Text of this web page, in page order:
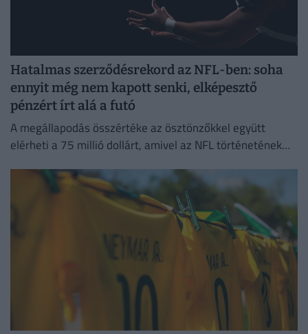
Hatalmas szerződésrekord az NFL-ben: soha
ennyit még nem kapott senki, elképesztő
pénzért írt alá a futó
A megállapodás összértéke az ösztönzőkkel együtt
elérheti a 75 millió dollárt, amivel az NFL történetének
számára.